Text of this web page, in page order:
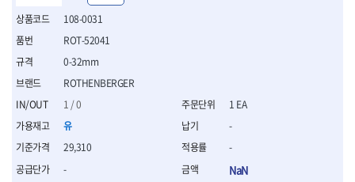
- 십자비트소켓
- 일자비트소켓
- 임팩XZN비트
- 라쳇핸들세트
- 사각비트
- 토크드라이버
- 포지비트소켓
- 임팩포지비트소켓
플라이어,몽키,스패너
108-0031
ROTHENBERGER
1 / 0
유
29,310
-
ROT-52041
0-32mm
1 EA
-
-
NaN